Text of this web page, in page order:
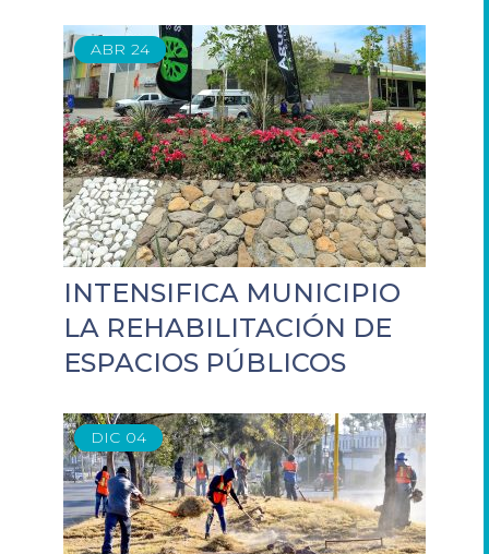
ABR 24
INTENSIFICA MUNICIPIO
LA REHABILITACIÓN DE
ESPACIOS PÚBLICOS
DIC 04